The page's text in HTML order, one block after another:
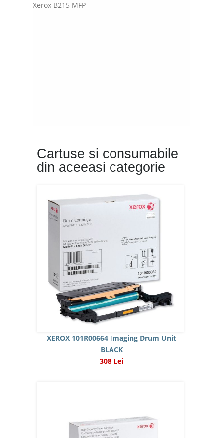
Xerox B215 MFP
Cartuse si consumabile
din aceeasi categorie
XEROX 101R00664 Imaging Drum Unit
BLACK
308 Lei